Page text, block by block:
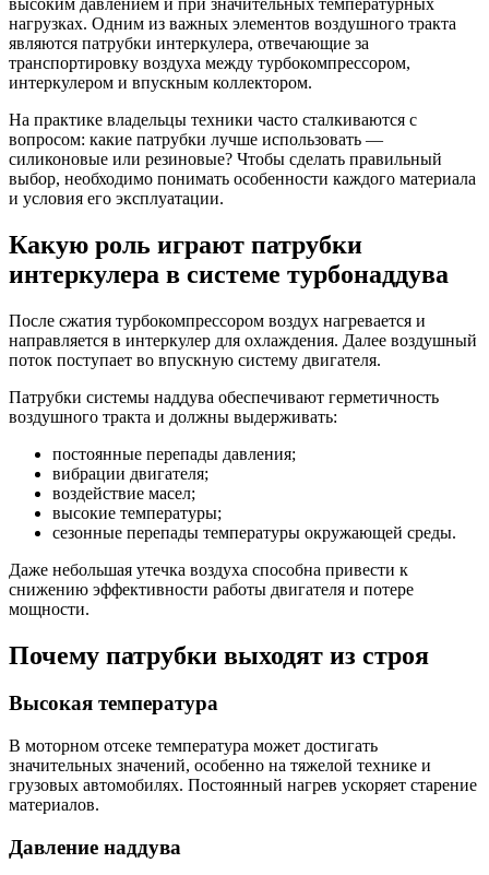
нагрузках. Одним из важных элементов воздушного тракта
являются патрубки интеркулера, отвечающие за
транспортировку воздуха между турбокомпрессором,
интеркулером и впускным коллектором.
На практике владельцы техники часто сталкиваются с
вопросом: какие патрубки лучше использовать —
силиконовые или резиновые? Чтобы сделать правильный
выбор, необходимо понимать особенности каждого материала
и условия его эксплуатации.
Какую роль играют патрубки
интеркулера в системе турбонаддува
После сжатия турбокомпрессором воздух нагревается и
направляется в интеркулер для охлаждения. Далее воздушный
поток поступает во впускную систему двигателя.
Патрубки системы наддува обеспечивают герметичность
воздушного тракта и должны выдерживать:
постоянные перепады давления;
вибрации двигателя;
воздействие масел;
высокие температуры;
сезонные перепады температуры окружающей среды.
Даже небольшая утечка воздуха способна привести к
снижению эффективности работы двигателя и потере
мощности.
Почему патрубки выходят из строя
Высокая температура
В моторном отсеке температура может достигать
значительных значений, особенно на тяжелой технике и
грузовых автомобилях. Постоянный нагрев ускоряет старение
материалов.
Давление наддува